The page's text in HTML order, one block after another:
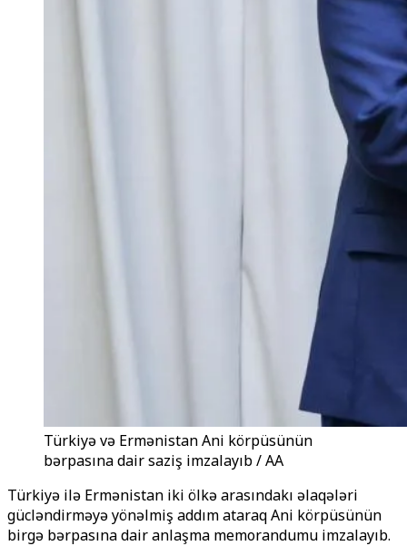
Türkiyə və Ermənistan Ani körpüsünün
bərpasına dair saziş imzalayıb / AA
Türkiyə ilə Ermənistan iki ölkə arasındakı əlaqələri
gücləndirməyə yönəlmiş addım ataraq Ani körpüsünün
birgə bərpasına dair anlaşma memorandumu imzalayıb.